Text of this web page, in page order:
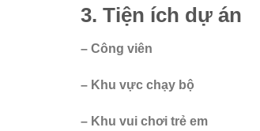
3. Tiện ích dự án
– Công viên
– Khu vực chạy bộ
– Khu vui chơi trẻ em